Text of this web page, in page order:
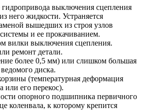
выключения сцепления
него жидкости. Устраняется
вышедших из строя узлов
и ее прокачиванием.
вилки выключения сцепления.
ремонт детали.
более 0,5 мм) или слишком большая
диска.
(температурная деформация
или его перекос).
опорного подшипника первичного
коленвала, к которому крепится